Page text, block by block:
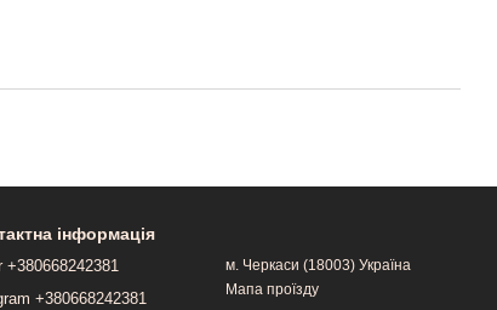
інформація
+380668242381
+380668242381
м. Черкаси (18003) Україна
Мапа проїзду